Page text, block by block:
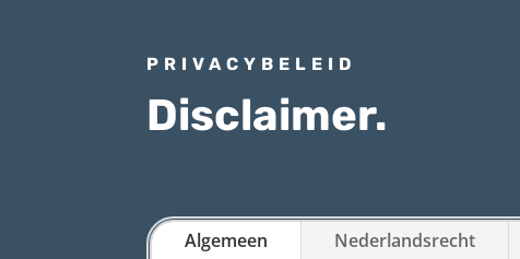
PRIVACYBELEID
Disclaimer.
Algemeen Nederlandsrecht